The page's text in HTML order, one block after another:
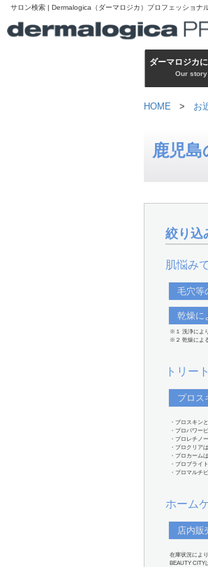
サロン検索 | Dermalogica（ダーマロジカ）プロフェッショナ
ダーマロジカ
Our story
HOME > お
鹿児
絞り込
肌悩み
毛穴等
乾燥に
※１ 洗浄によ
※２ 乾燥によ
トリー
プロス
・プロスキン
・プロパワー
・プロレチノ
・プロクリア
・プロカーム
・プロブライ
・プロマルチ
ホーム
店内販
在庫状況によ
BEAUTY CITY